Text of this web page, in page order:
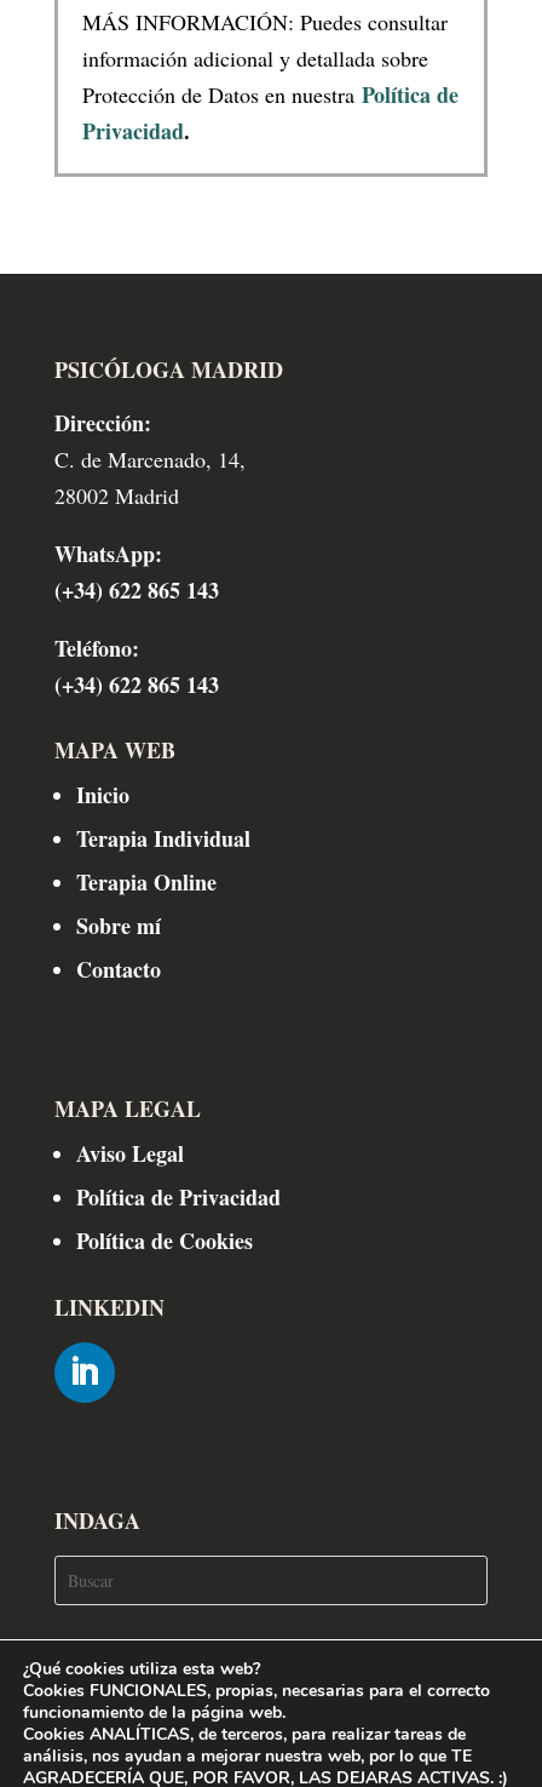
MÁS INFORMACIÓN: Puedes consultar
información adicional y detallada sobre
Protección de Datos en nuestra Política de
Privacidad.
PSICÓLOGA MADRID
Dirección:
C. de Marcenado, 14,
28002 Madrid
WhatsApp:
(+34) 622 865 143
Teléfono:
(+34) 622 865 143
MAPA WEB
Inicio
Terapia Individual
Terapia Online
Sobre mí
Contacto
MAPA LEGAL
Aviso Legal
Política de Privacidad
Política de Cookies
LINKEDIN
INDAGA
¿Qué cookies utiliza esta web?
Cookies FUNCIONALES, propias, necesarias para el correcto
funcionamiento de la página web.
Cookies ANALÍTICAS, de terceros, para realizar tareas de
análisis, nos ayudan a mejorar nuestra web, por lo que TE
AGRADECERÍA QUE, POR FAVOR, LAS DEJARAS ACTIVAS. :)